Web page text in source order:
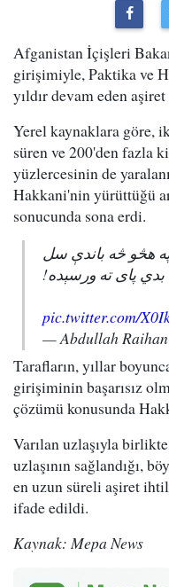
Afganistan İçişleri
girişimiyle, Paktika ve
yıldır devam eden
Yerel kaynaklara göre,
süren ve 200'den fazla
yüzlercesinin de
Hakkani'nin yürüttüğü
sonucunda sona erdi.
هڅو څه باندې سل
بدي پای ته ورسېده!
pic.twitter.com/
— Abdullah
Tarafların, yıllar
girişiminin başarısız
çözümü konusunda
Varılan uzlaşıyla
uzlaşının sağlandığı,
en uzun süreli aşiret
ifade edildi.
Kaynak: Mepa News